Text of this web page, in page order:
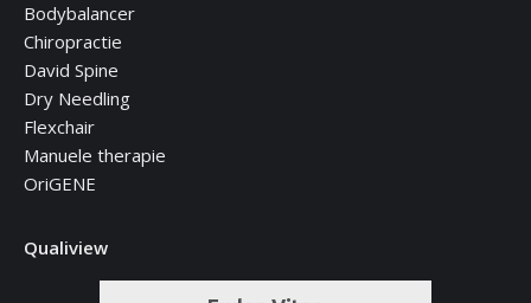
Bodybalancer
Chiropractie
David Spine
Dry Needling
Flexchair
Manuele therapie
OriGENE
Qualiview